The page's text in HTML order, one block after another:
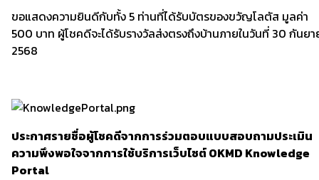
ขอแสดงความยินดีกับทั้ง 5 ท่านที่ได้รับบัตรของขวัญโลตัส มูลค่า
500 บาท ผู้โชคดีจะได้รับรางวัลส่งตรงถึงบ้านภายในวันที่ 30 กันย
2568
ประกาศรายชื่อผู้โชคดีจากการร่วมตอบแบบสอบถามประเมิน
ความพึงพอใจจากการใช้บริการเว็บไซต์ OKMD Knowledge
Portal